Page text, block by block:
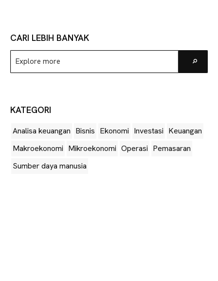
CARI LEBIH BANYAK
Explore
more
KATEGORI
Analisa keuangan Bisnis Ekonomi Investasi Keuangan
Makroekonomi Mikroekonomi Operasi Pemasaran
Sumber daya manusia